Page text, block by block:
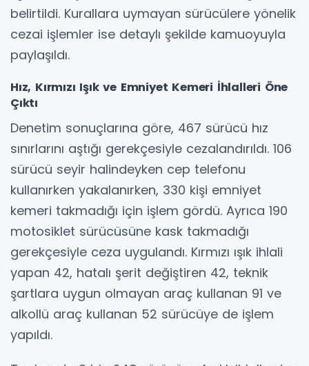
belirtildi. Kurallara uymayan sürücülere yönelik
cezai işlemler ise detaylı şekilde kamuoyuyla
paylaşıldı.
Hız, Kırmızı Işık ve Emniyet Kemeri İhlalleri Öne
Çıktı
Denetim sonuçlarına göre, 467 sürücü hız
sınırlarını aştığı gerekçesiyle cezalandırıldı. 106
sürücü seyir halindeyken cep telefonu
kullanırken yakalanırken, 330 kişi emniyet
kemeri takmadığı için işlem gördü. Ayrıca 190
motosiklet sürücüsüne kask takmadığı
gerekçesiyle ceza uygulandı. Kırmızı ışık ihlali
yapan 42, hatalı şerit değiştiren 42, teknik
şartlara uygun olmayan araç kullanan 91 ve
alkollü araç kullanan 52 sürücüye de işlem
yapıldı.